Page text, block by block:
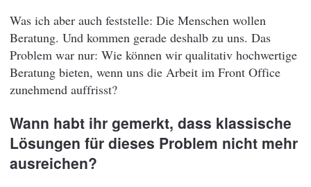
Was ich aber auch feststelle: Die Menschen wollen
Beratung. Und kommen gerade deshalb zu uns. Das
Problem war nur: Wie können wir qualitativ hochwertige
Beratung bieten, wenn uns die Arbeit im Front Office
zunehmend auffrisst?
Wann habt ihr gemerkt, dass klassische
Lösungen für dieses Problem nicht mehr
ausreichen?